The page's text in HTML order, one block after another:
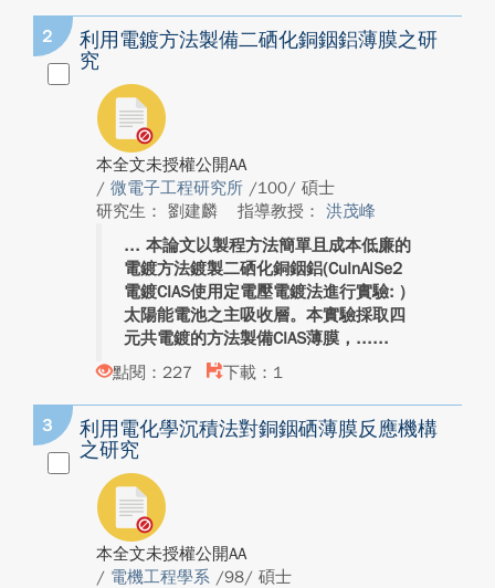
2
利用電鍍方法製備二硒化銅銦鋁薄膜之研
究
本全文未授權公開AA
/ 微電子工程研究所 /100/ 碩士
研究生： 劉建麟
指導教授： 洪茂峰
本論文以製程方法簡單且成本低廉的
電鍍方法鍍製二硒化銅銦鋁(CuInAlSe2
電鍍CIAS使用定電壓電鍍法進行實驗: )
太陽能電池之主吸收層。本實驗採取四
元共電鍍的方法製備CIAS薄膜，...
點閱：227
下載：1
3
利用電化學沉積法對銅銦硒薄膜反應機構
之研究
本全文未授權公開AA
/ 電機工程學系 /98/ 碩士